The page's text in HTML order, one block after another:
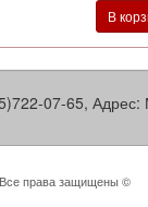
В
07-65, Адрес:
права защищены ©